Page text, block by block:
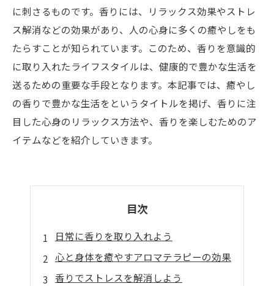
に刺さるものです。香りには、リラックス効果やストレ
ス解消などの効果があり、人の心身に多くの癒やしをも
たらすことが知られています。このため、香りを意識的
に取り入れたライフスタイルは、健康的で豊かな生活を
送るための重要な手段となります。本記事では、癒やし
の香りで豊かな生活をというタイトルを掲げ、香りに注
目した心身のリラックス方法や、香りを楽しむためのア
イテムなどを紹介していきます。
目次
日常に香りを取り入れよう
心と身体を癒やすアロマテラピーの効果
香りでストレスを解消しよう